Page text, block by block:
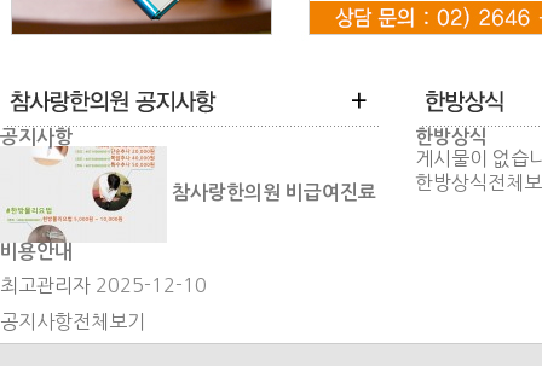
공지사항
참사랑한의원 비급여진료
비용안내
최고관리자 2025-12-10
공지사항전체보기
한방상식
게시물이 없습
한방상식전체